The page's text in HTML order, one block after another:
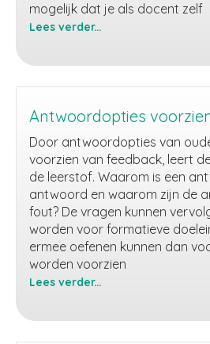
mogelijk dat je als docent zelf
Lees verder...
Antwoordopties
Door antwoordopties van
voorzien van feedback, leert
de leerstof. Waarom is een
antwoord en waarom zijn de
fout? De vragen kunnen
worden voor formatieve
ermee oefenen kunnen dan
worden voorzien
Lees verder...